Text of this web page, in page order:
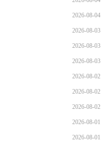
2026-08-04
2026-08-03
2026-08-03
2026-08-03
2026-08-02
2026-08-02
2026-08-02
2026-08-01
2026-08-01